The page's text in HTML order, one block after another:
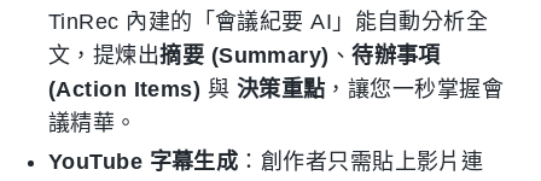
TinRec 內建的「會議紀要 AI」能自動分析全
文，提煉出摘要 (Summary) 、待辦事項
(Action Items) 與 決策重點 ，讓您一秒掌握會
議精華。
YouTube 字幕生成 ：創作者只需貼上影片連